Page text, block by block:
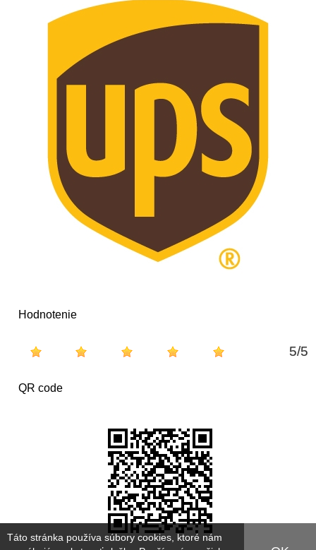
Hodnotenie
5/5
QR code
Táto stránka používa súbory cookies, ktoré nám